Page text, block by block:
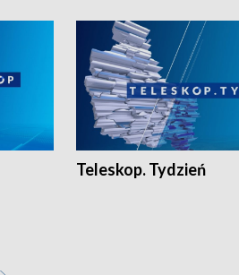
Teleskop. Tydzień